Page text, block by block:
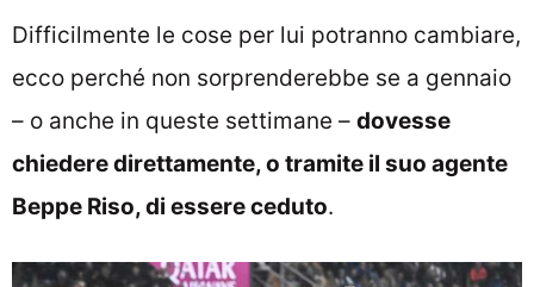
Difficilmente le cose per lui potranno cambiare,
ecco perché non sorprenderebbe se a gennaio
– o anche in queste settimane – dovesse
chiedere direttamente, o tramite il suo agente
Beppe Riso, di essere ceduto.